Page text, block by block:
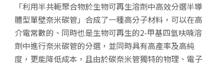
「利用半共軛聚合物於生物可再生溶劑中高效分選半導
體型單壁奈米碳管」合成了一種高分子材料，可以在高
介電常數的、同時也是生物可再生的2-甲基四氫呋喃溶
劑中進行奈米碳管的分選，並同時具有高產率及高純
度，更能降低成本，且由於碳奈米管獨特的物理、電子